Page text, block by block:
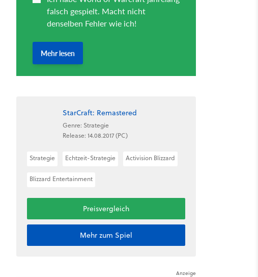
StarCraft: Remastered
Genre: Strategie
Release: 14.08.2017 (PC)
Strategie Echtzeit-Strategie Activision Blizzard
Blizzard Entertainment
Preisvergleich
Mehr zum Spiel